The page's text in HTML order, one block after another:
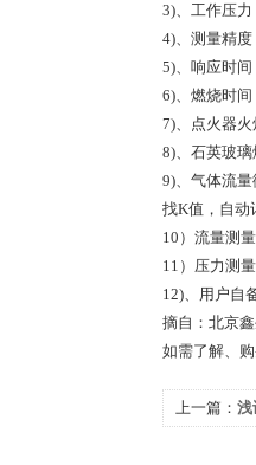
3)、工作压力
4)、测量精度
5)、响应时间
6)、燃烧时间
7)、点火器火
8)、石英玻璃
9)、气体流
找K值，自动
10）流量测
11）压力测
12)、用户自
摘自：北京
如需了解、
上一篇： 浅